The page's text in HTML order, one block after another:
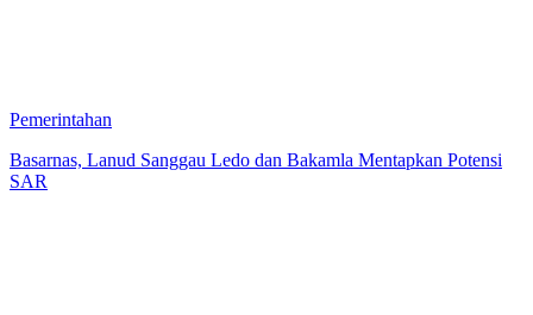
Pemerintahan
Basarnas, Lanud Sanggau Ledo dan Bakamla Mentapkan Potensi
SAR